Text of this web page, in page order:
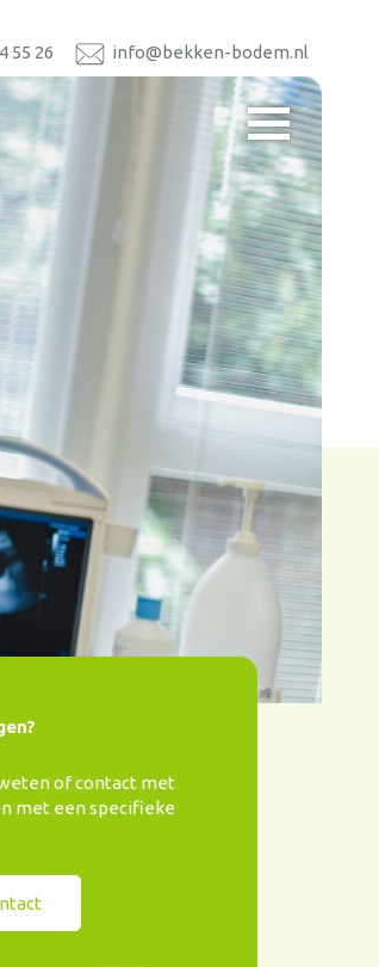
55 26 info@bekken-bodem.nl
of contact met
met een specifieke